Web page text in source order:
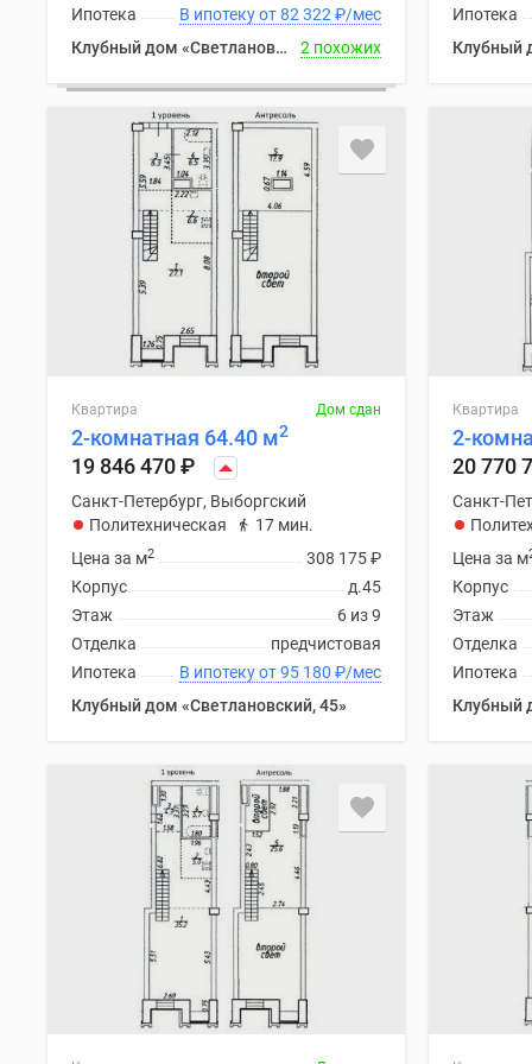
В ипотеку от 82 322 ₽/мес
Ипотека
Клубный дом «Светлановский, 45»
2 похожих
Ипотека
Клубный
Квартира Дом сдан
2-комнатная 64.40 м2
19 846 470₽
Санкт-Петербург, Выборгский
Политехническая
17 мин.
308 175₽
Цена за м2
д.45
Корпус
6 из 9
Этаж
предчистовая
Отделка
В ипотеку от 95 180 ₽/мес
Ипотека
Клубный дом «Светлановский, 45»
Квартира
2-
20 770
Санкт-
Цена за м
Корпус
Этаж
Отделка
Ипотека
Клубный